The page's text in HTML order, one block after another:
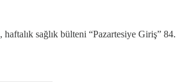
sağlık bülteni “Pazartesiye Giriş” 84.